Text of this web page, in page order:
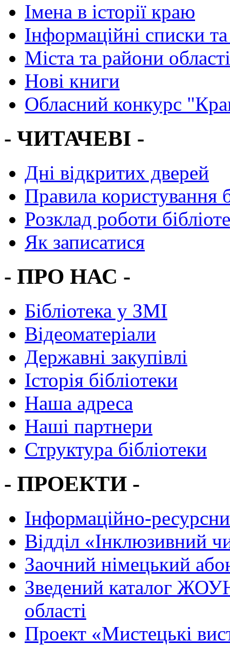
Імена в історії краю
Інформаційні списки
Міста та райони області
Нові книги
Обласний конкурс
- ЧИТАЧЕВІ -
Дні відкритих дверей
Правила користування
Розклад роботи
Як записатися
- ПРО НАС -
Бібліотека у ЗМІ
Відеоматеріали
Державні закупівлі
Історія бібліотеки
Наша адреса
Наші партнери
Структура бібліотеки
- ПРОЕКТИ -
Інформаційно-
Вiддiл «Інклюзивний
Заочний німецький
Зведений каталог
області
Проект «Мистецькі